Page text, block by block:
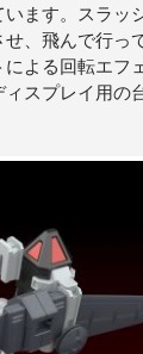
ます。スラッ
、飛んで行っ
よる回転エフ
スプレイ用の